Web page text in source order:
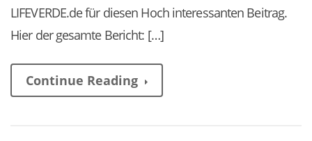
LIFEVERDE.de für diesen Hoch interessanten Beitrag.
Hier der gesamte Bericht: […]
Continue Reading